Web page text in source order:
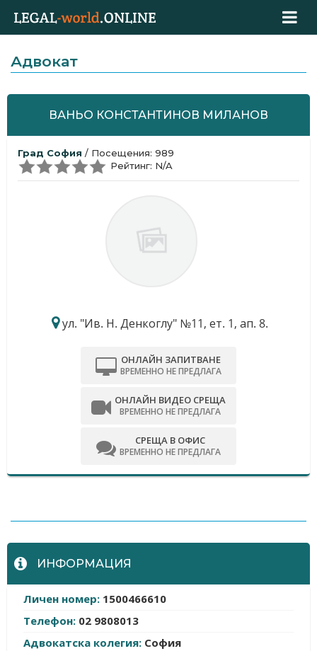
Адвокат
ВАНЬО КОНСТАНТИНОВ МИЛАНОВ
Град София / Посещения: 989
Рейтинг: N/A
ул. "Ив. Н. Денкоглу" №11, ет. 1, ап. 8.
ОНЛАЙН ЗАПИТВАНЕ
ВРЕМЕННО НЕ ПРЕДЛАГА
ОНЛАЙН ВИДЕО СРЕЩА
ВРЕМЕННО НЕ ПРЕДЛАГА
СРЕЩА В ОФИС
ВРЕМЕННО НЕ ПРЕДЛАГА
ИНФОРМАЦИЯ
Личен номер: 1500466610
Телефон: 02 9808013
Адвокатска колегия: София